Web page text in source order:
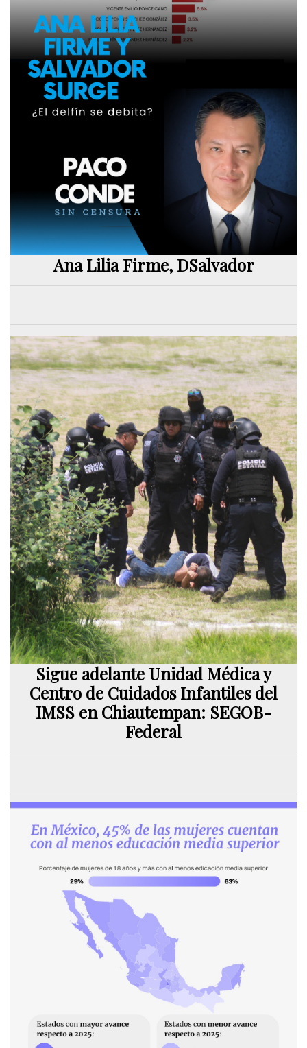
Ana Lilia Firme, DSalvador
Sigue adelante Unidad Médica y
Centro de Cuidados Infantiles del
IMSS en Chiautempan: SEGOB-
Federal